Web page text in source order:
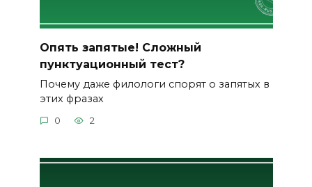
Опять запятые! Сложный
пунктуационный тест?
Почему даже филологи спорят о запятых в
этих фразах
0 2